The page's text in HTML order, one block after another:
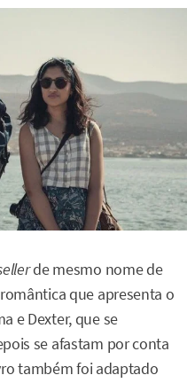
de mesmo nome de
que apresenta o
e Dexter, que se
se afastam por conta
também foi adaptado